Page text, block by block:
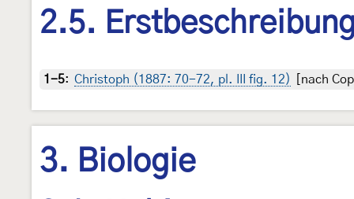
2.5.
1-5: Christoph (1887: 70-72, pl. III fig. 12) [nach
3. Biologie